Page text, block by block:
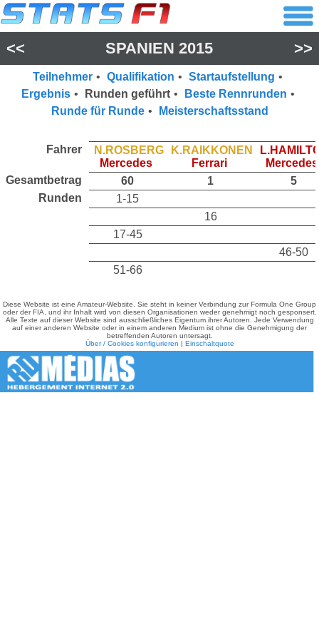
<< SPANIEN 2015 >>
Teilnehmer • Qualifikation • Startaufstellung •
Ergebnis • Runden geführt • Beste Rennrunden •
Runde für Runde • Meisterschaftsstand
Fahrer
N.ROSBERG
Mercedes
K.RAIKKONEN
Ferrari
Mercedes
Gesamtbetrag
60 1
5
Runden
1-15
16
17-45
46-50
51-66
Diese Website ist eine Amateur-Website. Sie steht in keiner Verbindung zur Formula One Group
oder der FIA, und ihr Inhalt wird von diesen Organisationen weder genehmigt noch gesponsert.
Alle Texte auf dieser Website sind ausschließliches Eigentum ihrer Autoren. Jede Verwendung
auf einer anderen Website oder in einem anderen Medium ist ohne die Genehmigung der
betreffenden Autoren untersagt.
Über / Cookies konfigurieren | Einschaltquote